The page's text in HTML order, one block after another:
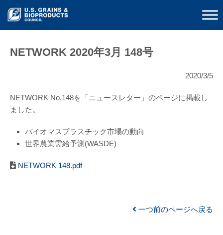
NETWORK 2020年3月 148号
2020/3/5
NETWORK No.148を「ニュースレター」のページに掲載し
ました。
バイオマスプラスチック市場の動向
世界農業需給予測(WASDE)
NETWORK 148.pdf
一つ前のページへ戻る